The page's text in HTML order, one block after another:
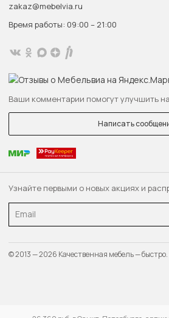
Узнайте первыми о новых акциях и
Email
zakaz@mebelvia.ru
Время работы: 09:00 – 21:00
Ваши комментарии помогут улучшить
Написать
© 2013 — 2026 Качественная мебель —